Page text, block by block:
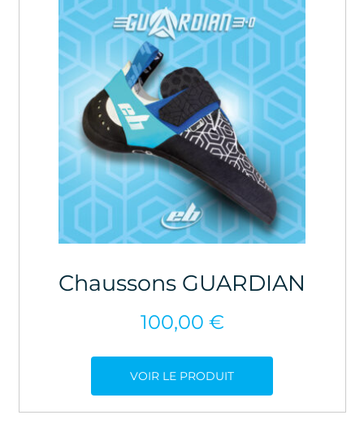
Chaussons GUARDIAN
100,00 €
VOIR LE PRODUIT